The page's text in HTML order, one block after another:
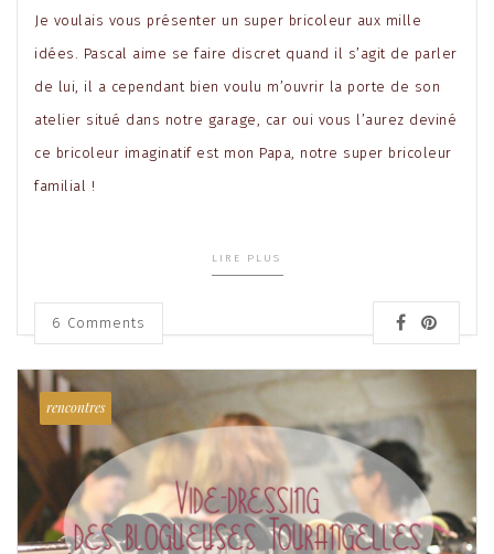
Je voulais vous présenter un super bricoleur aux mille
idées. Pascal aime se faire discret quand il s’agit de parler
de lui, il a cependant bien voulu m’ouvrir la porte de son
atelier situé dans notre garage, car oui vous l’aurez deviné
ce bricoleur imaginatif est mon Papa, notre super bricoleur
familial !
LIRE PLUS
6 Comments
rencontres